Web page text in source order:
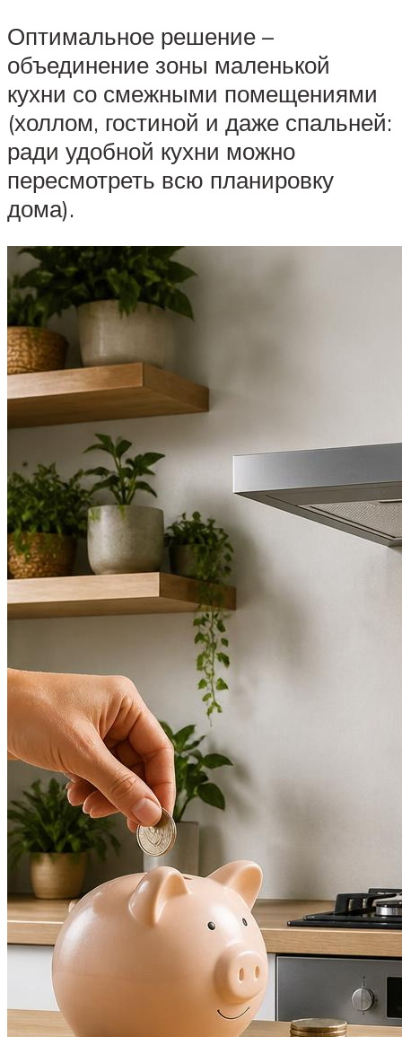
Оптимальное решение –
объединение зоны маленькой
кухни со смежными помещениями
(холлом, гостиной и даже спальней:
ради удобной кухни можно
пересмотреть всю планировку
дома).